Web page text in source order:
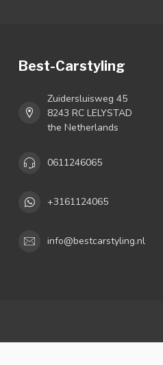
Best-Carstyling
Zuidersluisweg 45
8243 RC LELYSTAD
the Netherlands
0611246065
+3161124065
info@bestcarstyling.nl